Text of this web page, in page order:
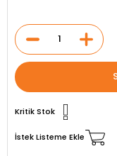
Kritik Stok
İstek Listeme Ekle